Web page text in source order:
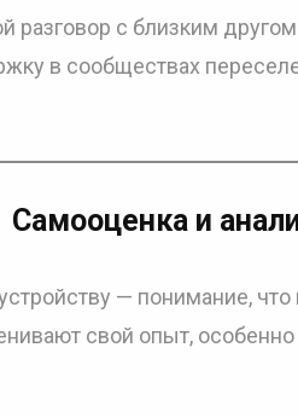
разговор с близким
в сообществах
Самооценка и
— понимание,
свой опыт,